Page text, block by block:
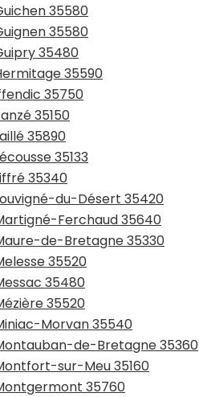
35580
35580
35480
35590
35750
35150
35890
35133
35340
du-Désert 35420
Ferchaud 35640
de-Bretagne 35330
35520
35480
35520
Morvan 35540
de-Bretagne 35360
sur-Meu 35160
35760